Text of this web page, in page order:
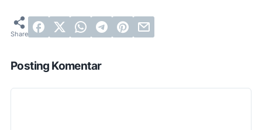
Posting Komentar